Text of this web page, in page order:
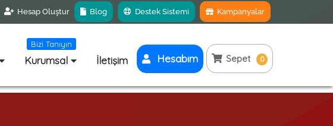
Hesap Oluştur Blog Destek Sistemi Kampanyalar
Bizi Tanıyın
Kurumsal İletişim Hesabım Sepet 0